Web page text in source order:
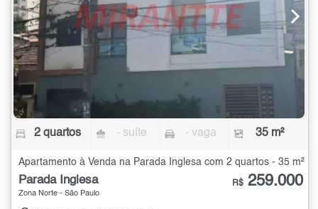
2 quartos - suíte - vaga 35 m²
Apartamento à Venda na Parada Inglesa com 2 quartos - 35 m²
Parada Inglesa
Zona Norte - São Paulo
R$ 259.000